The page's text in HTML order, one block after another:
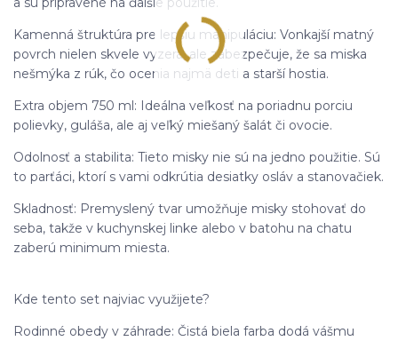
Kamenná štruktúra pre lepšiu manipuláciu: Vonkajší matný
povrch nielen skvele vyzerá, ale zabezpečuje, že sa miska
nešmýka z rúk, čo ocenia najmä deti a starší hostia.
Extra objem 750 ml: Ideálna veľkosť na poriadnu porciu
polievky, guláša, ale aj veľký miešaný šalát či ovocie.
Odolnosť a stabilita: Tieto misky nie sú na jedno použitie. Sú
to parťáci, ktorí s vami odkrútia desiatky osláv a stanovačiek.
Skladnosť: Premyslený tvar umožňuje misky stohovať do
seba, takže v kuchynskej linke alebo v batohu na chatu
zaberú minimum miesta.
Kde tento set najviac využijete?
Rodinné obedy v záhrade: Čistá biela farba dodá vášmu